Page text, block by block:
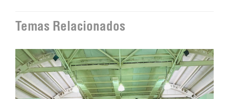
Temas Relacionados